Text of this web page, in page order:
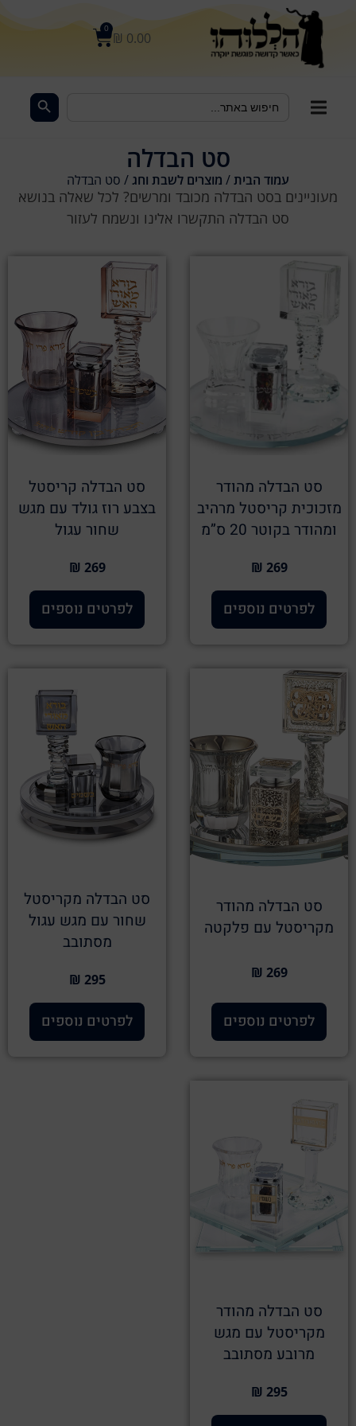
₪ 0.00
0
for:
סט הבדלה
עמוד הבית/ מוצרים לשבת וחג/ סט הבדלה
מעוניינים בסט הבדלה מכובד ומרשים? לכל שאלה בנושא
סט הבדלה התקשרו אלינו ונשמח לעזור
סט הבדלה מהודר
מזכוכית קריסטל מרהיב
ומהודר בקוטר 20 ס”מ
269 ₪
לפרטים נוספים
סט הבדלה קריסטל
בצבע רוז גולד עם מגש
שחור עגול
269 ₪
לפרטים נוספים
סט הבדלה מהודר
מקריסטל עם פלקטה
269 ₪
לפרטים נוספים
סט הבדלה מקריסטל
שחור עם מגש עגול
מסתובב
295 ₪
לפרטים נוספים
סט הבדלה מהודר
מקריסטל עם מגש
מרובע מסתובב
295 ₪